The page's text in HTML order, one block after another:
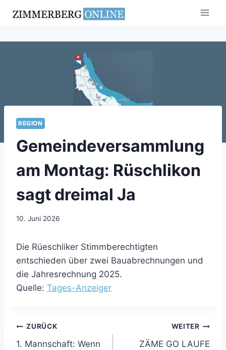
Inhalt
REGION
Gemeindeversammlung
am Montag: Rüschlikon
sagt dreimal Ja
10. Juni 2026
Die Rüeschliker Stimmberechtigten
entschieden über zwei Bauabrechnungen und
die Jahresrechnung 2025.
Quelle: Tages-Anzeiger
Beitragsnavigation
ZURÜCK
1. Mannschaft: Wenn
WEITER
ZÄME GO LAUFE